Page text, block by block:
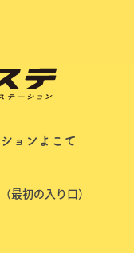
ョンよこて
最初の入り口）